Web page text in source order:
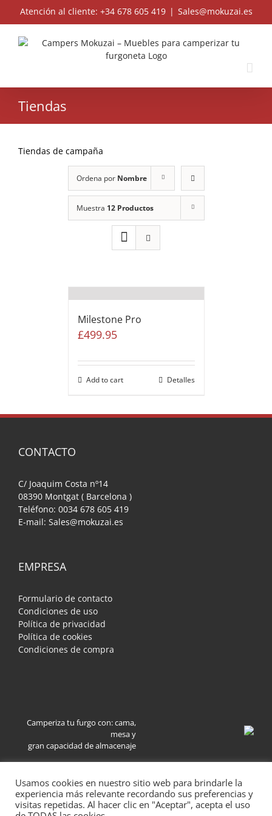
Atención al cliente: +34 678 605 419 | Sales@mokuzai.es
Tiendas
Tiendas de campaña
Ordena por Nombre
Muestra 12 Productos
Milestone Pro
£499.95
Add to cart Detalles
CONTACTO
C/ Joaquim Costa nº14
08390 Montgat ( Barcelona )
Teléfono: 0034 678 605 419
E-mail: Sales@mokuzai.es
EMPRESA
Formulario de contacto
Condiciones de uso
Política de privacidad
Política de cookies
Condiciones de compra
Camperiza tu furgo con: cama,
mesa y
gran capacidad de almacenaje
Usamos cookies en nuestro sitio web para brindarle la
experiencia más relevante recordando sus preferencias y
visitas repetidas. Al hacer clic en "Aceptar", acepta el uso